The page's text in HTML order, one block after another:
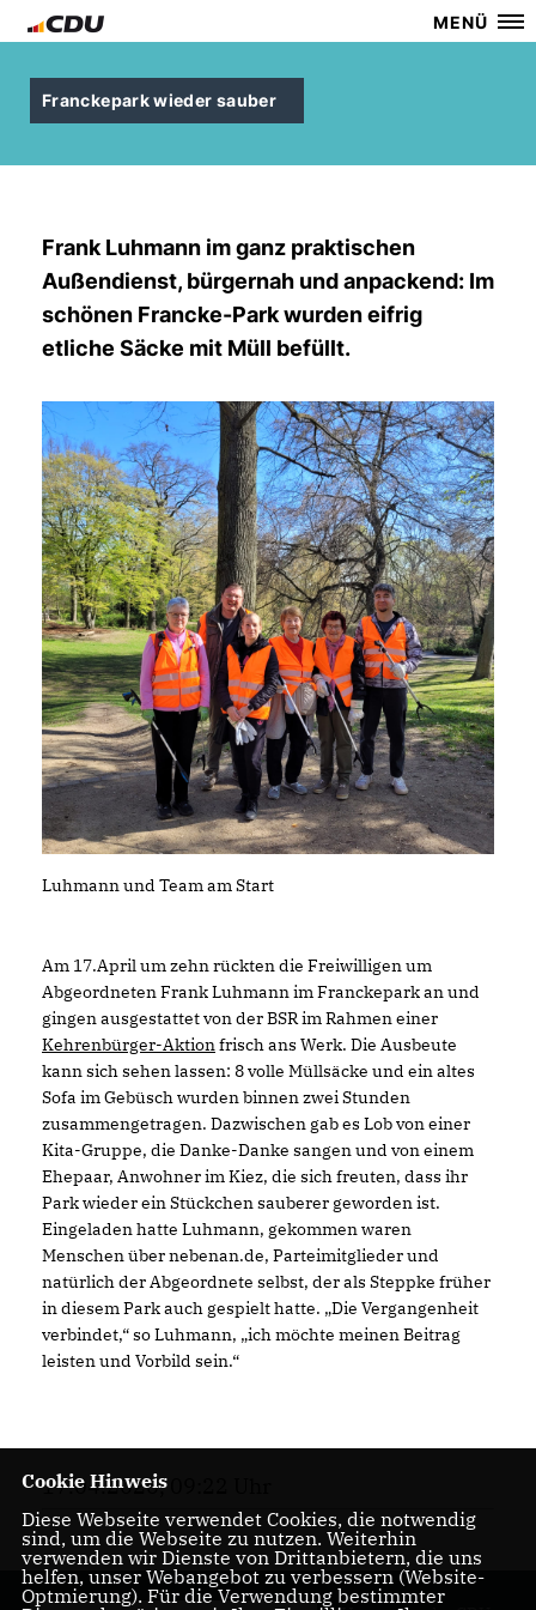
MENÜ
Franckepark wieder sauber
Frank Luhmann im ganz praktischen
Außendienst, bürgernah und anpackend: Im
schönen Francke-Park wurden eifrig
etliche Säcke mit Müll befüllt.
Luhmann und Team am Start
Am 17.April um zehn rückten die Freiwilligen um
Abgeordneten Frank Luhmann im Franckepark an und
gingen ausgestattet von der BSR im Rahmen einer
Kehrenbürger-Aktionfrisch ans Werk. Die Ausbeute
kann sich sehen lassen: 8 volle Müllsäcke und ein altes
Sofa im Gebüsch wurden binnen zwei Stunden
zusammengetragen. Dazwischen gab es Lob von einer
Kita-Gruppe, die Danke-Danke sangen und von einem
Ehepaar, Anwohner im Kiez, die sich freuten, dass ihr
Park wieder ein Stückchen sauberer geworden ist.
Eingeladen hatte Luhmann, gekommen waren
Menschen über nebenan.de, Parteimitglieder und
natürlich der Abgeordnete selbst, der als Steppke früher
in diesem Park auch gespielt hatte. „Die Vergangenheit
verbindet,“ so Luhmann, „ich möchte meinen Beitrag
leisten und Vorbild sein.“
17.04.2026, 09:22 Uhr
Cookie Hinweis
Diese Webseite verwendet Cookies, die notwendig
sind, um die Webseite zu nutzen. Weiterhin
verwenden wir Dienste von Drittanbietern, die uns
helfen, unser Webangebot zu verbessern (Website-
Optmierung). Für die Verwendung bestimmter